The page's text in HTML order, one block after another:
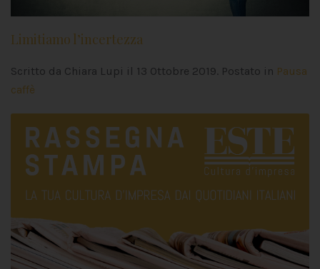
Limitiamo l’incertezza
Scritto da Chiara Lupi il 13 Ottobre 2019. Postato in Pausa
caffè